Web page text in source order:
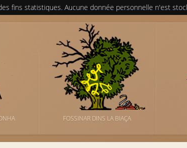
fins statistiques. Aucune donnée personnelle n'est
FOSSINAR DINS LA BIAÇA